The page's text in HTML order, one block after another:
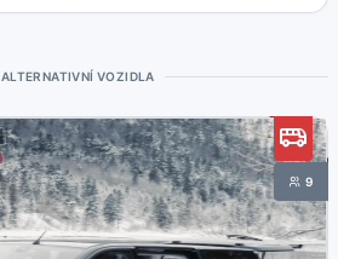
ALTERNATIVNÍ VOZIDLA
9